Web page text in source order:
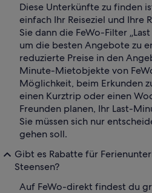
Diese Unterkünfte zu finden
einfach Ihr Reiseziel und Ihre
Sie dann die FeWo-Filter
um die besten Angebote zu
reduzierte Preise in den
Minute-Mietobjekte von
Möglichkeit, beim Erkunden
einen Kurztrip oder einen
Freunden planen, Ihr Last-
Sie müssen sich nur
gehen soll.
Gibt es Rabatte für
Steensen?
Auf FeWo-direkt findest du